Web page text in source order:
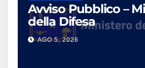
Avviso Pubblico –
della Difesa
AGO 5, 2026